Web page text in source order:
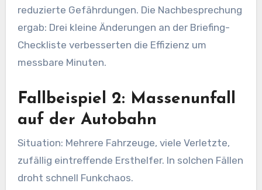
reduzierte Gefährdungen. Die Nachbesprechung
ergab: Drei kleine Änderungen an der Briefing-
Checkliste verbesserten die Effizienz um
messbare Minuten.
Fallbeispiel 2: Massenunfall
auf der Autobahn
Situation: Mehrere Fahrzeuge, viele Verletzte,
zufällig eintreffende Ersthelfer. In solchen Fällen
droht schnell Funkchaos.